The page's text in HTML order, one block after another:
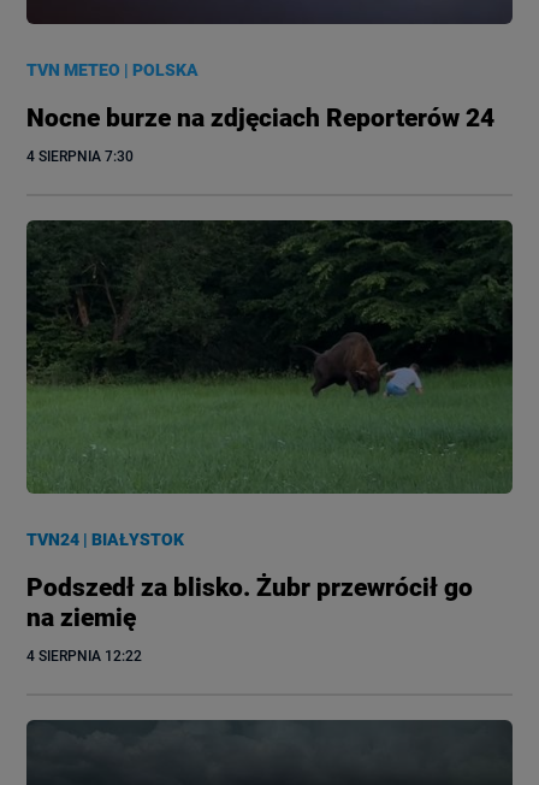
TVN METEO |POLSKA
Nocne burze na zdjęciach Reporterów 24
4 SIERPNIA 7:30
TVN24 |BIAŁYSTOK
Podszedł za blisko. Żubr przewrócił go
na ziemię
4 SIERPNIA 12:22